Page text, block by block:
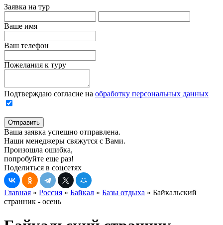
Заявка на тур
Ваше имя
Ваш телефон
Пожелания к туру
Подтверждаю согласие на обработку персональных данных
Отправить
Ваша заявка успешно отправлена.
Наши менеджеры свяжутся с Вами.
Произошла ошибка,
попробуйте еще раз!
Поделиться в соцсетях
Главная » Россия » Байкал » Базы отдыха » Байкальский
странник - осень